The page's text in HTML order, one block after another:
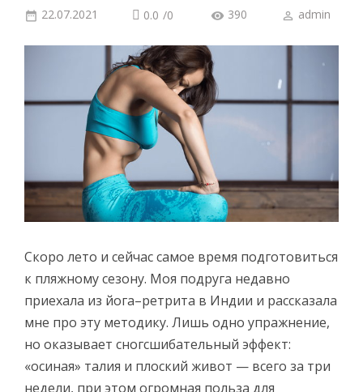
22.07.2021 0.0 /0 390 admin
Скоро лето и сейчас самое время подготовиться
к пляжному сезону. Моя подруга недавно
приехала из йога–ретрита в Индии и рассказала
мне про эту методику. Лишь одно упражнение,
но оказывает сногсшибательный эффект:
«осиная» талия и плоский живот — всего за три
недели, при этом огромная польза для